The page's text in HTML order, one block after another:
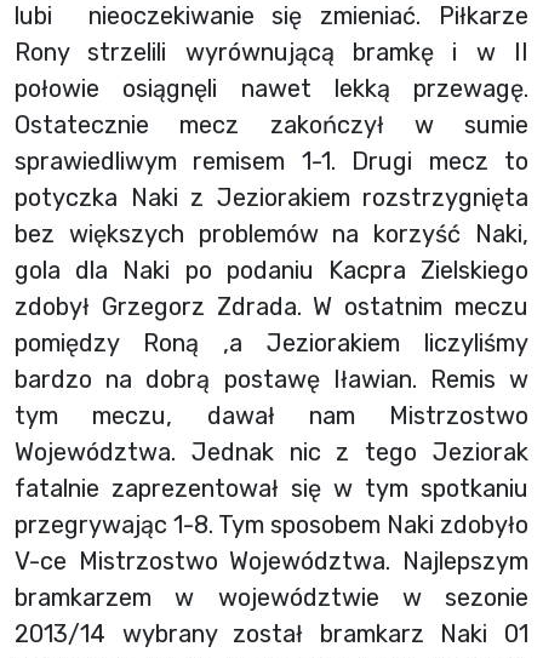
lubi nieoczekiwanie się zmieniać. Piłkarze
Rony strzelili wyrównującą bramkę i w II
połowie osiągnęli nawet lekką przewagę.
Ostatecznie mecz zakończył w sumie
sprawiedliwym remisem 1-1. Drugi mecz to
potyczka Naki z Jeziorakiem rozstrzygnięta
bez większych problemów na korzyść Naki,
gola dla Naki po podaniu Kacpra Zielskiego
zdobył Grzegorz Zdrada. W ostatnim meczu
pomiędzy Roną ,a Jeziorakiem liczyliśmy
bardzo na dobrą postawę Iławian. Remis w
tym meczu, dawał nam Mistrzostwo
Województwa. Jednak nic z tego Jeziorak
fatalnie zaprezentował się w tym spotkaniu
przegrywając 1-8. Tym sposobem Naki zdobyło
V-ce Mistrzostwo Województwa. Najlepszym
bramkarzem w województwie w sezonie
2013/14 wybrany został bramkarz Naki 01